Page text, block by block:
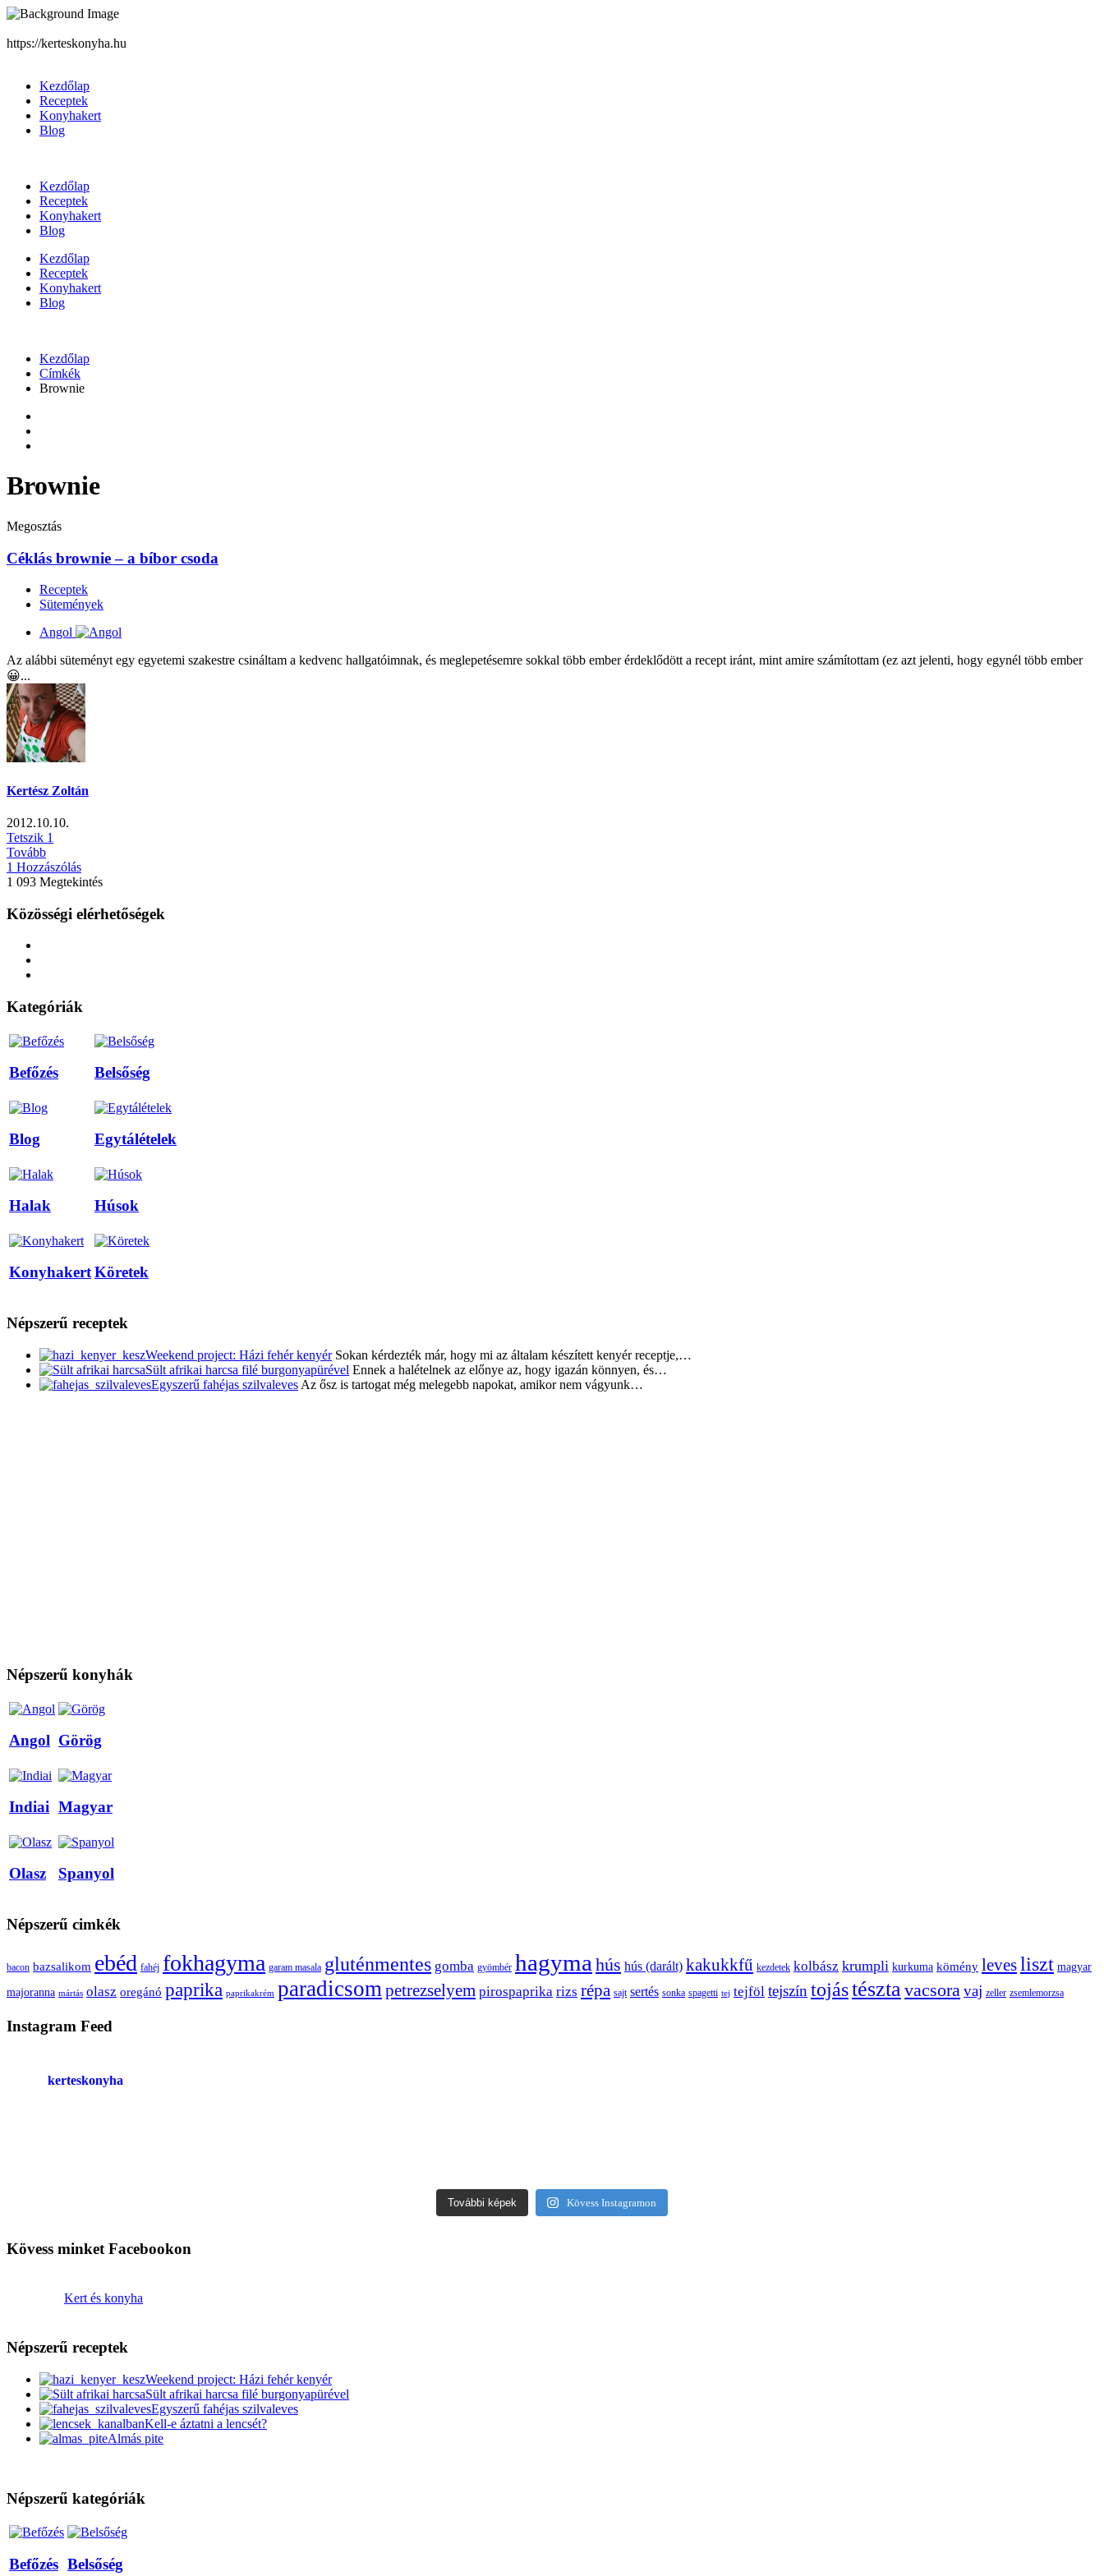
https://kerteskonyha.hu
Kezdőlap
Receptek
Konyhakert
Blog
Kezdőlap
Receptek
Konyhakert
Blog
Kezdőlap
Receptek
Konyhakert
Blog
Kezdőlap
Címkék
Brownie
Brownie
Megosztás
Céklás brownie – a bíbor csoda
Receptek
Sütemények
Angol
Az alábbi süteményt egy egyetemi szakestre csináltam a kedvenc hallgatóimnak, és meglepetésemre sokkal több ember érdeklődött a recept iránt, mint amire számítottam (ez azt jelenti, hogy egynél több ember
😀...
Kertész Zoltán
2012.10.10.
Tetszik 1
Tovább
1 Hozzászólás
1 093 Megtekintés
Közösségi elérhetőségek
Kategóriák
Befőzés Belsőség
Blog Egytálételek
Halak Húsok
KonyhakertKöretek
Népszerű receptek
Weekend project: Házi fehér kenyérSokan kérdezték már, hogy mi az általam készített kenyér receptje,…
Sült afrikai harcsa filé burgonyapürével Ennek a halételnek az előnye az, hogy igazán könnyen, és…
Egyszerű fahéjas szilvaleves Az ősz is tartogat még melegebb napokat, amikor nem vágyunk…
Népszerű konyhák
Angol Görög
Indiai Magyar
Olasz Spanyol
Népszerű cimkék
bacon bazsalikom ebéd fahéj fokhagyma garam masala gluténmentes gomba gyömbér hagyma hús hús (darált) kakukkfű kezdetek kolbász krumpli kurkuma kömény levesliszt magyar
majoranna mártás olasz oregánó paprika paprikakrém paradicsompetrezselyem pirospaprika rizs répa sajt sertés sonka spagetti tej tejföl tejszín tojástésztavacsoravaj zeller zsemlemorzsa
Instagram Feed
kerteskonyha
További képek Kövess Instagramon
Kövess minket Facebookon
Kert és konyha
Népszerű receptek
Weekend project: Házi fehér kenyér
Sült afrikai harcsa filé burgonyapürével
Egyszerű fahéjas szilvaleves
Kell-e áztatni a lencsét?
Almás pite
Népszerű kategóriák
Befőzés Belsőség